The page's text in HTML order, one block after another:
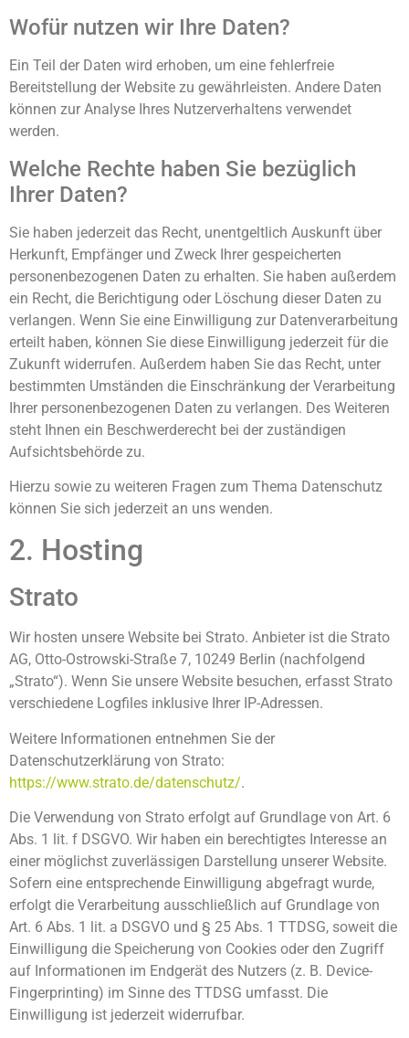
Wofür nutzen wir Ihre Daten?
Ein Teil der Daten wird erhoben, um eine fehlerfreie
Bereitstellung der Website zu gewährleisten. Andere Daten
können zur Analyse Ihres Nutzerverhaltens verwendet
werden.
Welche Rechte haben Sie bezüglich
Ihrer Daten?
Sie haben jederzeit das Recht, unentgeltlich Auskunft über
Herkunft, Empfänger und Zweck Ihrer gespeicherten
personenbezogenen Daten zu erhalten. Sie haben außerdem
ein Recht, die Berichtigung oder Löschung dieser Daten zu
verlangen. Wenn Sie eine Einwilligung zur Datenverarbeitung
erteilt haben, können Sie diese Einwilligung jederzeit für die
Zukunft widerrufen. Außerdem haben Sie das Recht, unter
bestimmten Umständen die Einschränkung der Verarbeitung
Ihrer personenbezogenen Daten zu verlangen. Des Weiteren
steht Ihnen ein Beschwerderecht bei der zuständigen
Aufsichtsbehörde zu.
Hierzu sowie zu weiteren Fragen zum Thema Datenschutz
können Sie sich jederzeit an uns wenden.
2. Hosting
Strato
Wir hosten unsere Website bei Strato. Anbieter ist die Strato
AG, Otto-Ostrowski-Straße 7, 10249 Berlin (nachfolgend
„Strato“). Wenn Sie unsere Website besuchen, erfasst Strato
verschiedene Logfiles inklusive Ihrer IP-Adressen.
Weitere Informationen entnehmen Sie der
Datenschutzerklärung von Strato:
https://www.strato.de/datenschutz/.
Die Verwendung von Strato erfolgt auf Grundlage von Art. 6
Abs. 1 lit. f DSGVO. Wir haben ein berechtigtes Interesse an
einer möglichst zuverlässigen Darstellung unserer Website.
Sofern eine entsprechende Einwilligung abgefragt wurde,
erfolgt die Verarbeitung ausschließlich auf Grundlage von
Art. 6 Abs. 1 lit. a DSGVO und § 25 Abs. 1 TTDSG, soweit die
Einwilligung die Speicherung von Cookies oder den Zugriff
auf Informationen im Endgerät des Nutzers (z. B. Device-
Fingerprinting) im Sinne des TTDSG umfasst. Die
Einwilligung ist jederzeit widerrufbar.